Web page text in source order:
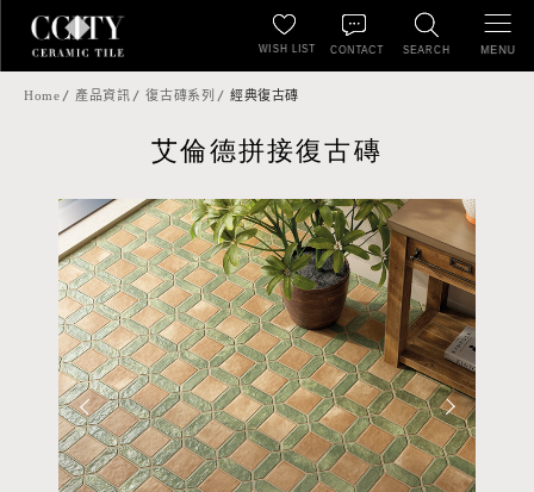
SEARCH
WISH LIST CONTACT MENU
Home 產品資訊 復古磚系列 經典復古磚
艾倫德拼接復古磚